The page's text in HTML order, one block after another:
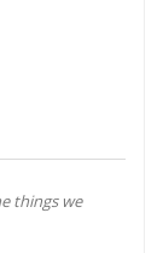
things we